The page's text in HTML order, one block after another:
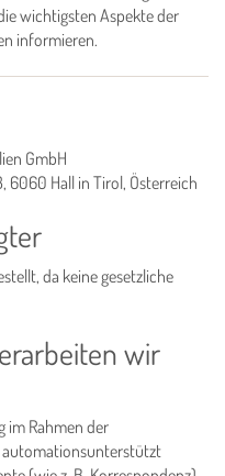
wichtigsten Aspekte der
informieren.
GmbH
6060 Hall in Tirol, Österreich
da keine gesetzliche
wir
im Rahmen der